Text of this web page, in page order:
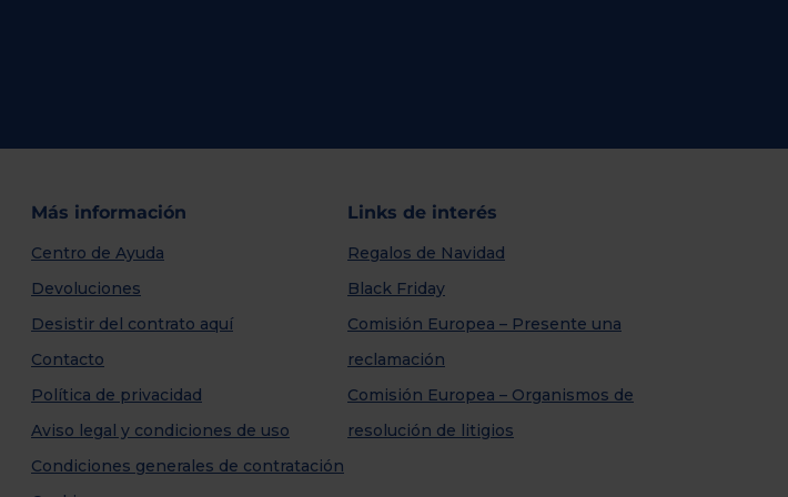
Más información
Centro de Ayuda
Devoluciones
Desistir del contrato aquí
Contacto
Política de privacidad
Aviso legal y condiciones de uso
Condiciones generales de contratación
Links de interés
Regalos de Navidad
Black Friday
Comisión Europea – Presente una
reclamación
Comisión Europea – Organismos de
resolución de litigios